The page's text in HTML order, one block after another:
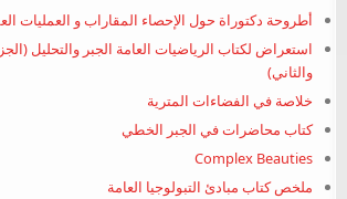
أطروحة دكتوراة حول الإحصاء المقاراب و العمليات
استعراض لكتاب الرياضيات العامة الجبر والتحليل
والثاني)
خلاصة في الفضاءات المترية
كتاب محاضرات في الجبر الخطي
Complex Beauties
ملخص كتاب مبادئ التبولوجيا العامة